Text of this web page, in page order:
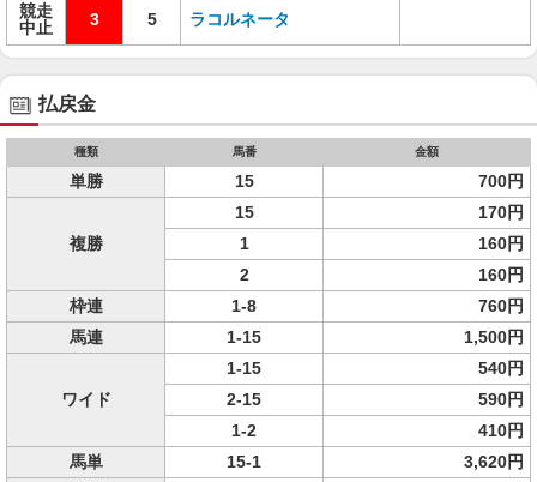
競走
中止
3 5 ラコルネータ
払戻金
種類 馬番 金額
単勝 15 700円
複勝
15
170円
1
160円
2
160円
枠連
1-8
760円
馬連
1-15 1,500円
ワイド
1-15
540円
2-15
590円
1-2
410円
馬単
15-1
3,620円